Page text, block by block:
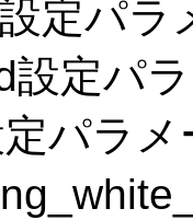
定パ
設定パ
パラ